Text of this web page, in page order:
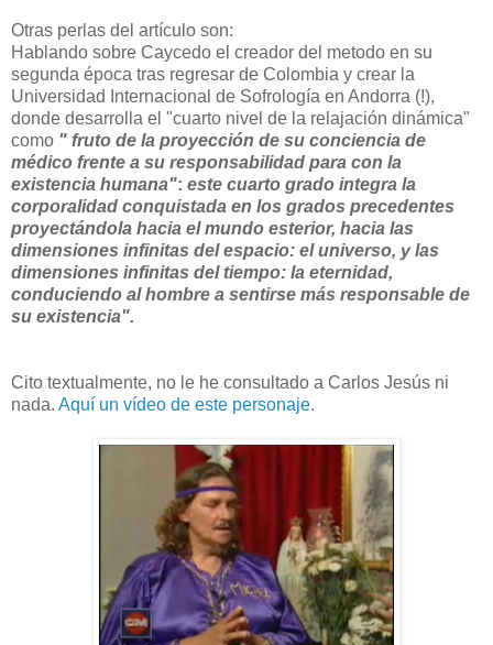
Otras perlas del artículo son:
Hablando sobre Caycedo el creador del metodo en su
segunda época tras regresar de Colombia y crear la
Universidad Internacional de Sofrología en Andorra (!),
donde desarrolla el "cuarto nivel de la relajación dinámica"
como " fruto de la proyección de su conciencia de
médico frente a su responsabilidad para con la
existencia humana": este cuarto grado integra la
corporalidad conquistada en los grados precedentes
proyectándola hacia el mundo esterior, hacia las
dimensiones infinitas del espacio: el universo, y las
dimensiones infinitas del tiempo: la eternidad,
conduciendo al hombre a sentirse más responsable de
su existencia".
Cito textualmente, no le he consultado a Carlos Jesús ni
nada. Aquí un vídeo de este personaje.